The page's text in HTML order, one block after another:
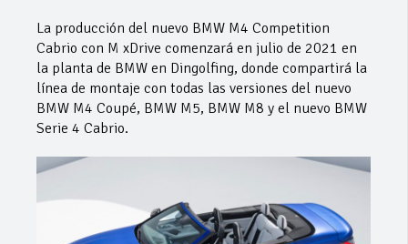
La producción del nuevo BMW M4 Competition
Cabrio con M xDrive comenzará en julio de 2021 en
la planta de BMW en Dingolfing, donde compartirá la
línea de montaje con todas las versiones del nuevo
BMW M4 Coupé, BMW M5, BMW M8 y el nuevo BMW
Serie 4 Cabrio.